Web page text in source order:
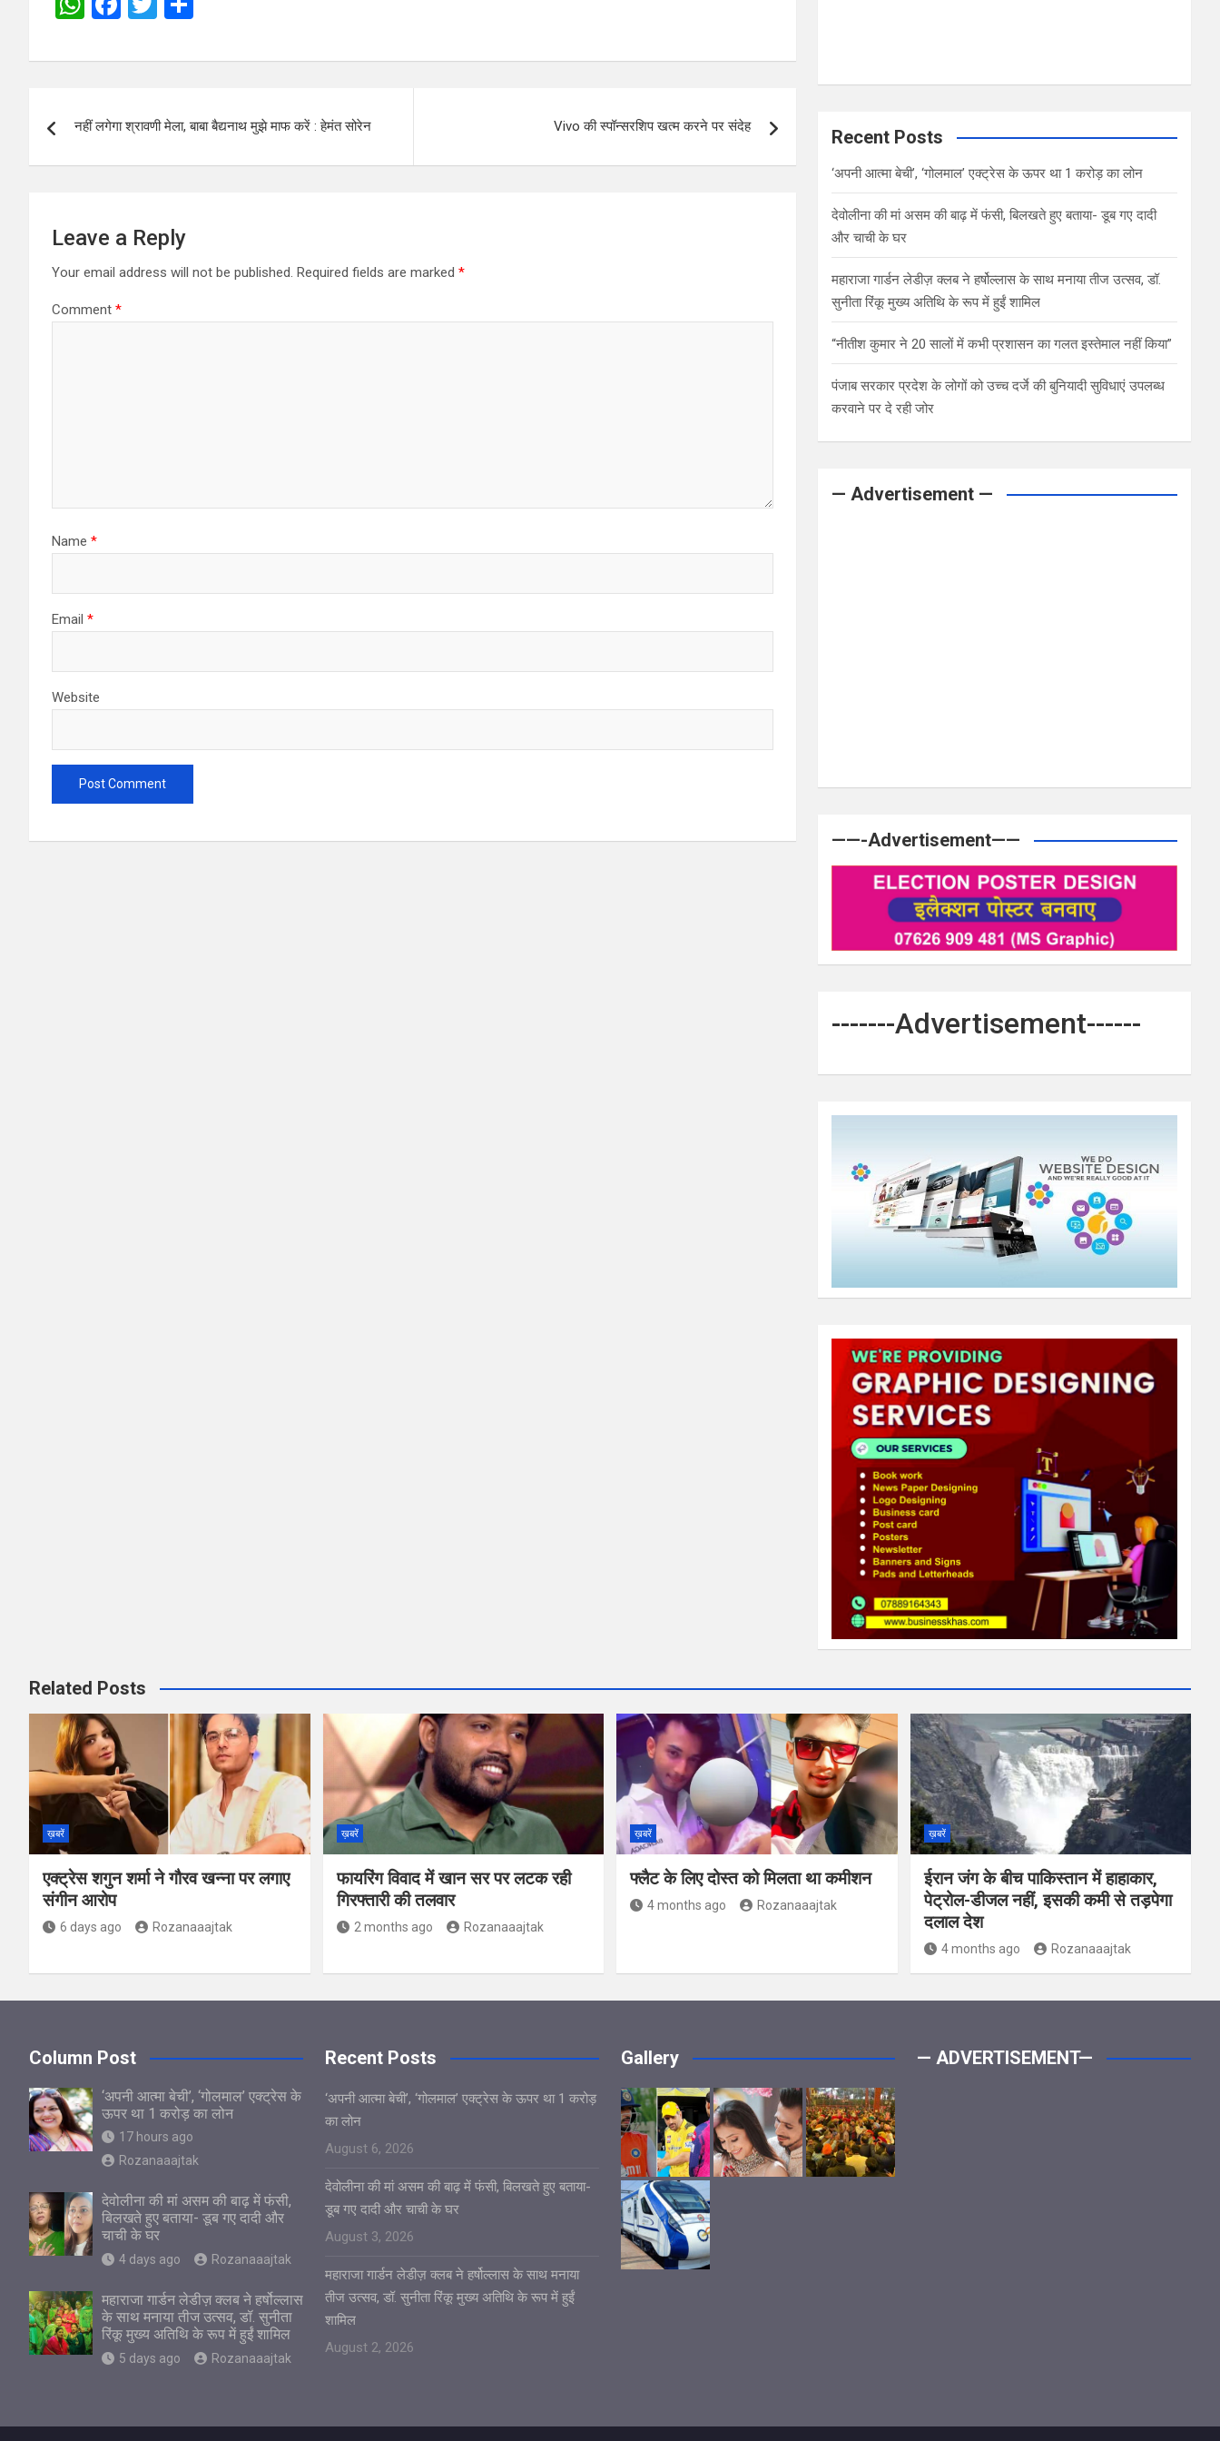
at
A
ce
o
tt ar
navigation
नहीं लगेगा श्रावणी मेला, बाबा बैद्यनाथ मुझे माफ करें : हेमंत सोरेन Vivo की स्पॉन्सरशिप खत्म करने पर संदेह
Leave a Reply
Your email address will not be published. Required fields are marked *
Comment *
Name *
Email *
Website
Recent Posts
‘अपनी आत्मा बेची’, ‘गोलमाल’ एक्ट्रेस के ऊपर था 1 करोड़ का लोन
देवोलीना की मां असम की बाढ़ में फंसी, बिलखते हुए बताया- डूब गए दादी
और चाची के घर
महाराजा गार्डन लेडीज़ क्लब ने हर्षोल्लास के साथ मनाया तीज उत्सव, डॉ.
सुनीता रिंकू मुख्य अतिथि के रूप में हुईं शामिल
“नीतीश कुमार ने 20 सालों में कभी प्रशासन का गलत इस्तेमाल नहीं किया”
पंजाब सरकार प्रदेश के लोगों को उच्च दर्जे की बुनियादी सुविधाएं उपलब्ध
करवाने पर दे रही जोर
— Advertisement —
——-Advertisement——
-------Advertisement------
Related Posts
ख़बरें
एक्ट्रेस शगुन शर्मा ने गौरव खन्ना पर लगाए
संगीन आरोप
6 days ago Rozanaaajtak
ख़बरें
फायरिंग विवाद में खान सर पर लटक रही
गिरफ्तारी की तलवार
2 months ago Rozanaaajtak
ख़बरें
फ्लैट के लिए दोस्त को मिलता था कमीशन
4 months ago Rozanaaajtak
ख़बरें
ईरान जंग के बीच पाकिस्‍तान में हाहाकार,
पेट्रोल-डीजल नहीं, इसकी कमी से तड़पेगा
दलाल देश
4 months ago Rozanaaajtak
Column Post
‘अपनी आत्मा बेची’, ‘गोलमाल’ एक्ट्रेस के
ऊपर था 1 करोड़ का लोन
17 hours ago
Rozanaaajtak
देवोलीना की मां असम की बाढ़ में फंसी,
बिलखते हुए बताया- डूब गए दादी और
चाची के घर
4 days ago Rozanaaajtak
महाराजा गार्डन लेडीज़ क्लब ने हर्षोल्लास
के साथ मनाया तीज उत्सव, डॉ. सुनीता
रिंकू मुख्य अतिथि के रूप में हुईं शामिल
5 days ago Rozanaaajtak
Recent Posts
‘अपनी आत्मा बेची’, ‘गोलमाल’ एक्ट्रेस के ऊपर था 1 करोड़
का लोन
August 6, 2026
देवोलीना की मां असम की बाढ़ में फंसी, बिलखते हुए बताया-
डूब गए दादी और चाची के घर
August 3, 2026
महाराजा गार्डन लेडीज़ क्लब ने हर्षोल्लास के साथ मनाया
तीज उत्सव, डॉ. सुनीता रिंकू मुख्य अतिथि के रूप में हुईं
शामिल
August 2, 2026
Gallery — ADVERTISEMENT—